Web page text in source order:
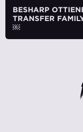
BESHARP
TRANSFER
￼